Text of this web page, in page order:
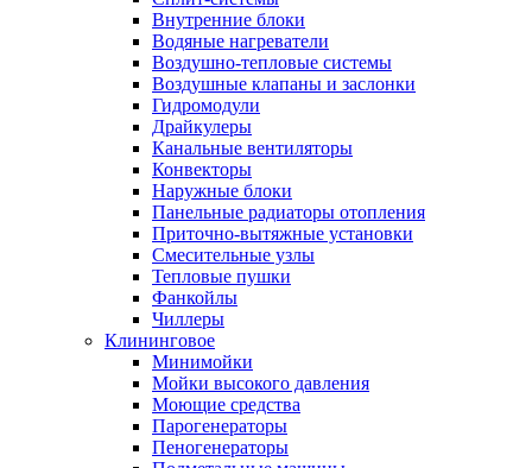
Внутренние блоки
Водяные нагреватели
Воздушно-тепловые системы
Воздушные клапаны и заслонки
Гидромодули
Драйкулеры
Канальные вентиляторы
Конвекторы
Наружные блоки
Панельные радиаторы отопления
Приточно-вытяжные установки
Смесительные узлы
Тепловые пушки
Фанкойлы
Чиллеры
Клининговое
Минимойки
Мойки высокого давления
Моющие средства
Парогенераторы
Пеногенераторы